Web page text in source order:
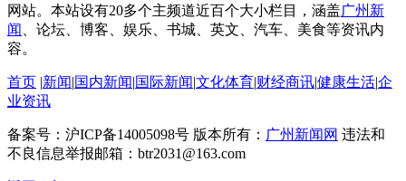
网站。本站设有20多个主频道近百个大小栏目，涵盖广州新
闻
、论坛、博客、娱乐、书城、英文、汽车、美食等资讯内
容。
首页 |新闻|国内新闻|国际新闻|文化体育|财经商讯|健康生活|企
业资讯
备案号：沪ICP备14005098号 版本所有： 广州新闻网 违法和
不良信息举报邮箱：btr2031@163.com